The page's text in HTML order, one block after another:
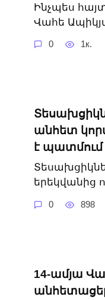
Ինչպես
Վահե
0 1к.
անհետ
է պատմում
երեկվանից
0 898
14-ամյա
անհետացել